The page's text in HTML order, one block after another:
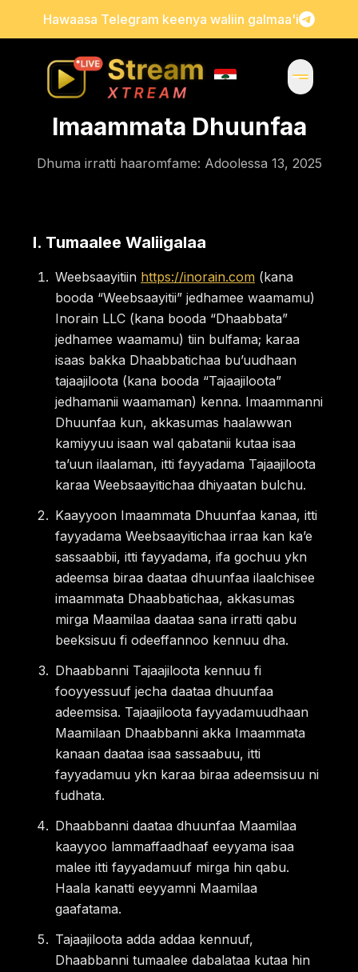
Hawaasa Telegram keenya waliin galmaa'i
Imaammata Dhuunfaa
Dhuma irratti haaromfame: Adoolessa 13, 2025
I. Tumaalee Waliigalaa
Weebsaayitiin https://inorain.com (kana
booda “Weebsaayitii” jedhamee waamamu)
Inorain LLC (kana booda “Dhaabbata”
jedhamee waamamu) tiin bulfama; karaa
isaas bakka Dhaabbatichaa buʼuudhaan
tajaajiloota (kana booda “Tajaajiloota”
jedhamanii waamaman) kenna. Imaammanni
Dhuunfaa kun, akkasumas haalawwan
kamiyyuu isaan wal qabatanii kutaa isaa
taʼuun ilaalaman, itti fayyadama Tajaajiloota
karaa Weebsaayitichaa dhiyaatan bulchu.
Kaayyoon Imaammata Dhuunfaa kanaa, itti
fayyadama Weebsaayitichaa irraa kan kaʼe
sassaabbii, itti fayyadama, ifa gochuu ykn
adeemsa biraa daataa dhuunfaa ilaalchisee
imaammata Dhaabbatichaa, akkasumas
mirga Maamilaa daataa sana irratti qabu
beeksisuu fi odeeffannoo kennuu dha.
Dhaabbanni Tajaajiloota kennuu fi
fooyyessuuf jecha daataa dhuunfaa
adeemsisa. Tajaajiloota fayyadamuudhaan
Maamilaan Dhaabbanni akka Imaammata
kanaan daataa isaa sassaabuu, itti
fayyadamuu ykn karaa biraa adeemsisuu ni
fudhata.
Dhaabbanni daataa dhuunfaa Maamilaa
kaayyoo lammaffaadhaaf eeyyama isaa
malee itti fayyadamuuf mirga hin qabu.
Haala kanatti eeyyamni Maamilaa
gaafatama.
Tajaajiloota adda addaa kennuuf,
Dhaabbanni tumaalee dabalataa kutaa hin